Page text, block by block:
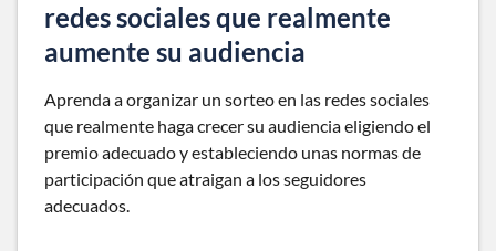
redes sociales que realmente
aumente su audiencia
Aprenda a organizar un sorteo en las redes sociales
que realmente haga crecer su audiencia eligiendo el
premio adecuado y estableciendo unas normas de
participación que atraigan a los seguidores
adecuados.